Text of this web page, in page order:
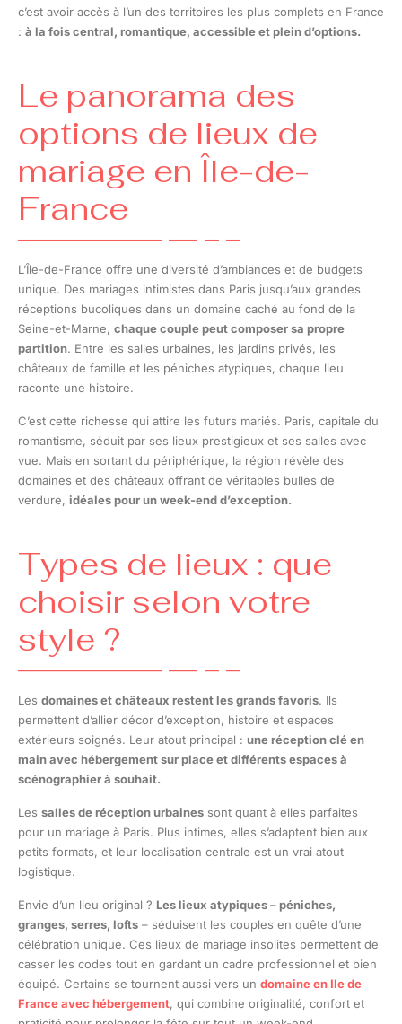
c’est avoir accès à l’un des territoires les plus complets en France
: à la fois central, romantique, accessible et plein d’options.
Le panorama des
options de lieux de
mariage en Île-de-
France
L’Île-de-France offre une diversité d’ambiances et de budgets
unique. Des mariages intimistes dans Paris jusqu’aux grandes
réceptions bucoliques dans un domaine caché au fond de la
Seine-et-Marne, chaque couple peut composer sa propre
partition. Entre les salles urbaines, les jardins privés, les
châteaux de famille et les péniches atypiques, chaque lieu
raconte une histoire.
C’est cette richesse qui attire les futurs mariés. Paris, capitale du
romantisme, séduit par ses lieux prestigieux et ses salles avec
vue. Mais en sortant du périphérique, la région révèle des
domaines et des châteaux offrant de véritables bulles de
verdure, idéales pour un week-end d’exception.
Types de lieux : que
choisir selon votre
style ?
Les domaines et châteaux restent les grands favoris. Ils
permettent d’allier décor d’exception, histoire et espaces
extérieurs soignés. Leur atout principal : une réception clé en
main avec hébergement sur place et différents espaces à
scénographier à souhait.
Les salles de réception urbaines sont quant à elles parfaites
pour un mariage à Paris. Plus intimes, elles s’adaptent bien aux
petits formats, et leur localisation centrale est un vrai atout
logistique.
Envie d’un lieu original ? Les lieux atypiques – péniches,
granges, serres, lofts – séduisent les couples en quête d’une
célébration unique. Ces lieux de mariage insolites permettent de
casser les codes tout en gardant un cadre professionnel et bien
équipé. Certains se tournent aussi vers un domaine en Ile de
France avec hébergement, qui combine originalité, confort et